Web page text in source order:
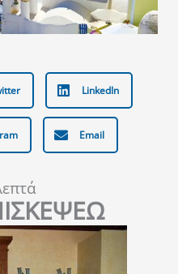
LinkedIn
Email